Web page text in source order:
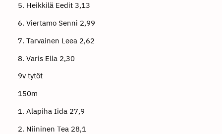
5. Heikkilä Eedit 3,13
6. Viertamo Senni 2,99
7. Tarvainen Leea 2,62
8. Varis Ella 2,30
9v tytöt
150m
1. Alapiha Iida 27,9
2. Niininen Tea 28,1